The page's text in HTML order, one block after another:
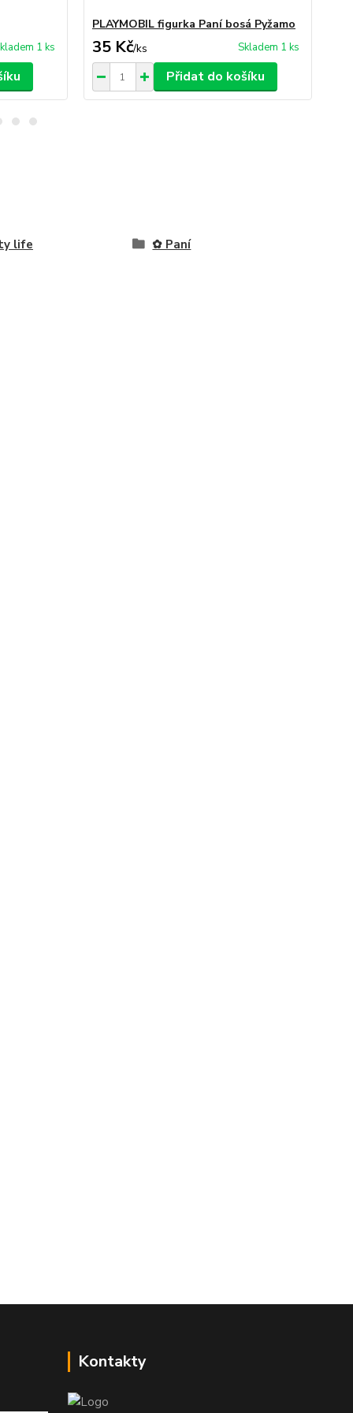
1 ks
PLAYMOBIL figurka Paní bosá Pyžamo
35 Kč/ks Skladem 1 ks
Přidat do košíku
life ✿ Paní
Kontakty